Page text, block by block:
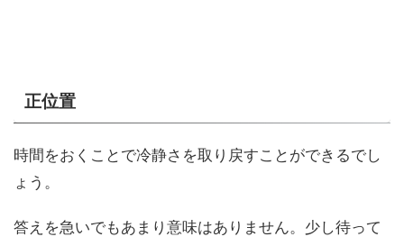
正位置
時間をおくことで冷静さを取り戻すことができるでし
ょう。
答えを急いでもあまり意味はありません。少し待って